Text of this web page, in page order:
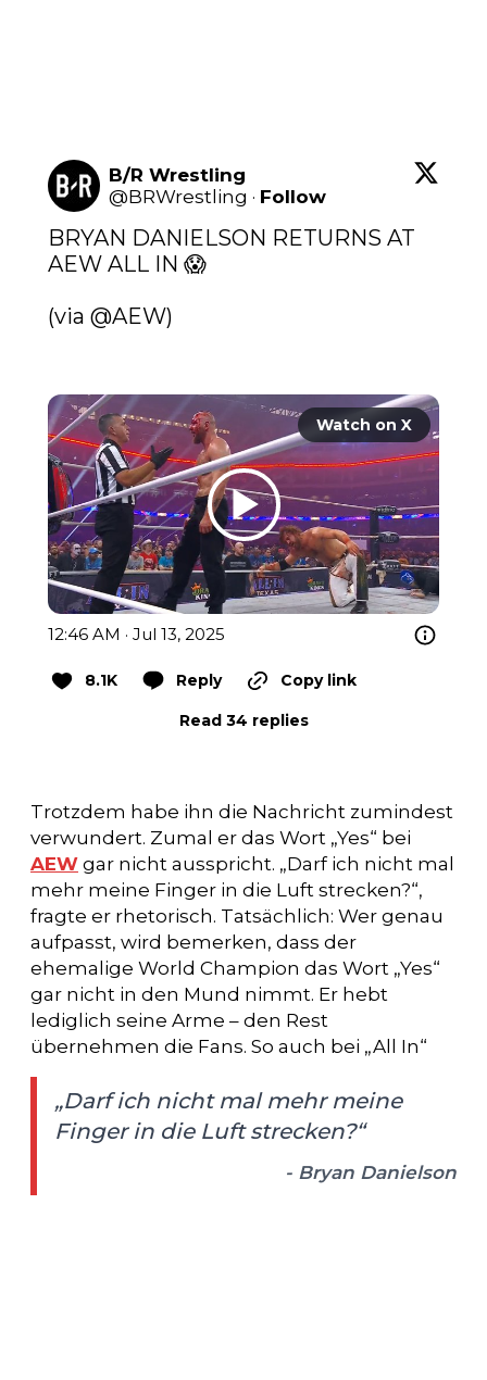
B/R Wrestling
@BRWrestling · Follow
BRYAN DANIELSON RETURNS AT
AEW ALL IN 😱
(via @AEW)
Watch on X
12:46 AM · Jul 13, 2025
8.1K Reply Copy link
Read 34 replies
Trotzdem habe ihn die Nachricht zumindest
verwundert. Zumal er das Wort „Yes“ bei
AEW gar nicht ausspricht. „Darf ich nicht mal
mehr meine Finger in die Luft strecken?“,
fragte er rhetorisch. Tatsächlich: Wer genau
aufpasst, wird bemerken, dass der
ehemalige World Champion das Wort „Yes“
gar nicht in den Mund nimmt. Er hebt
lediglich seine Arme – den Rest
übernehmen die Fans. So auch bei „All In“
„Darf ich nicht mal mehr meine
Finger in die Luft strecken?“
- Bryan Danielson